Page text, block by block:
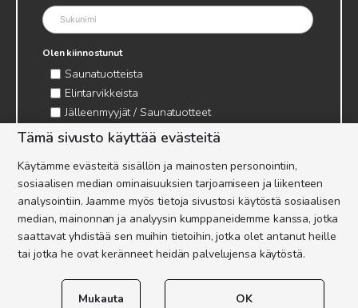
Olen kiinnostunut
Saunatuotteista
Elintarvikkeista
Jälleenmyyjät / Saunatuotteet
Jälleenmyyjät / Elintarvikkeet
Mehiläistarvikkeet
Ajankohtaista & tietopaketit tarhaajalle
Tämä sivusto käyttää evästeitä
Käytämme evästeitä sisällön ja mainosten personointiin,
sosiaalisen median ominaisuuksien tarjoamiseen ja liikenteen
analysointiin. Jaamme myös tietoja sivustosi käytöstä sosiaalisen
median, mainonnan ja analyysin kumppaneidemme kanssa, jotka
saattavat yhdistää sen muihin tietoihin, jotka olet antanut heille
tai jotka he ovat keränneet heidän palvelujensa käytöstä.
Mukauta OK